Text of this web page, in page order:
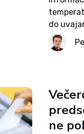
do
v
Tudi
ne